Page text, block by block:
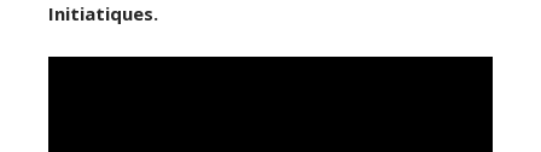
Initiatiques.